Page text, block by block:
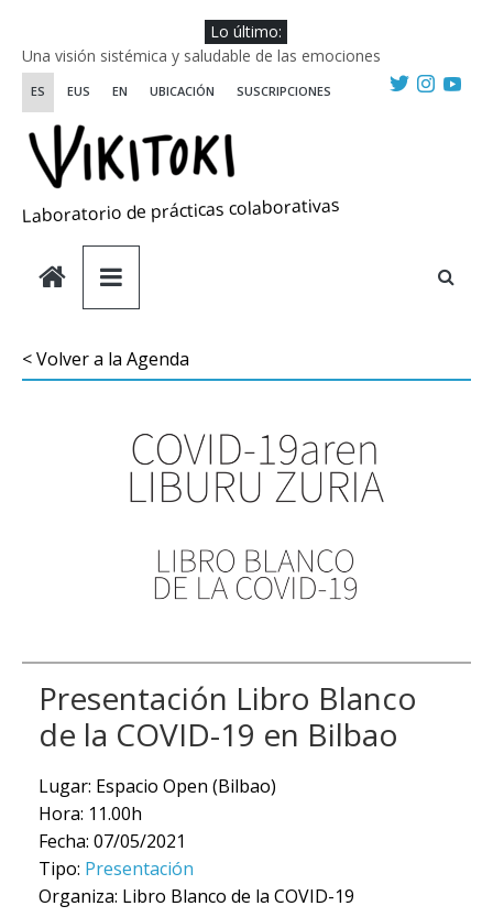
contenido
Lo último:
Una visión sistémica y saludable de las emociones
Investigando y haciendo desde-con las artes
WIKIRIKI ::: Convocatoria de residencias de investigación y
creación 2025
Escuela de Prácticas Transformadoras
ES EUS EN UBICACIÓN SUSCRIPCIONES
Laboratorio de prácticas colaborativas
< Volver a la Agenda
Presentación Libro Blanco
de la COVID-19 en Bilbao
Lugar: Espacio Open (Bilbao)
Hora: 11.00h
Fecha: 07/05/2021
Tipo: Presentación
Organiza: Libro Blanco de la COVID-19